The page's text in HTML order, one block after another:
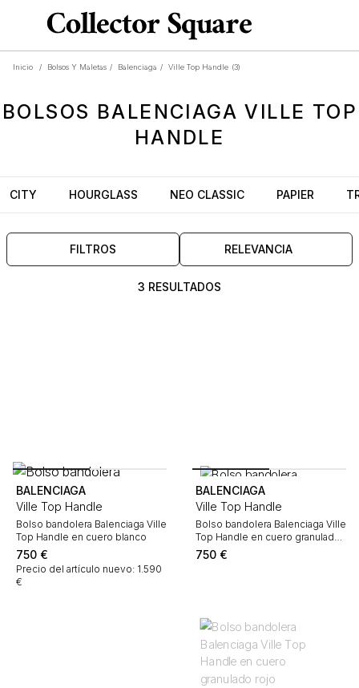
Inicio / Bolsos Y Maletas / Balenciaga / Ville Top Handle (3)
BOLSOS BALENCIAGA VILLE TOP
HANDLE
CITY HOURGLASS NEO CLASSIC PAPIER
FILTROS RELEVANCIA
3 RESULTADOS
BALENCIAGA
Ville Top Handle
Bolso bandolera Balenciaga Ville
Top Handle en cuero blanco
750 €
Precio del artículo nuevo: 1.590
€
BALENCIAGA
Ville Top Handle
Bolso bandolera Balenciaga Ville
Top Handle en cuero granulado
color topo
750 €